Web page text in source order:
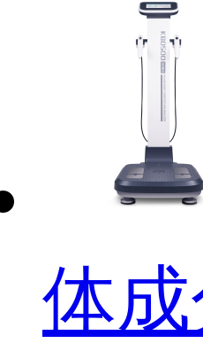
体